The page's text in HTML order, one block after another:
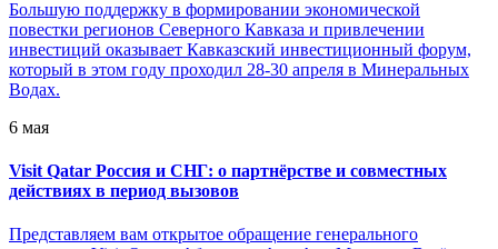
Большую поддержку в формировании экономической
повестки регионов Северного Кавказа и привлечении
инвестиций оказывает Кавказский инвестиционный форум,
который в этом году проходил 28-30 апреля в Минеральных
Водах.
6 мая
Visit Qatar Россия и СНГ: о партнёрстве и совместных
действиях в период вызовов
Представляем вам открытое обращение генерального